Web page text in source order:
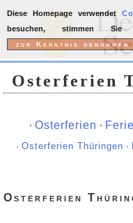
Osterferien
∙ Osterferien ∙
∙ Osterferien Thüringen ∙
Osterferien
Diese Homepage verwendet
besuchen, stimmen